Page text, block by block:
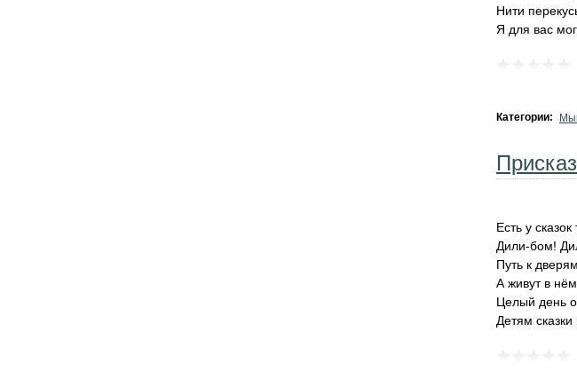
Нити
Я для вас
Категории:
Есть у сказок
Дили-бом!
Путь к
А живут в
Целый день
Детям сказки